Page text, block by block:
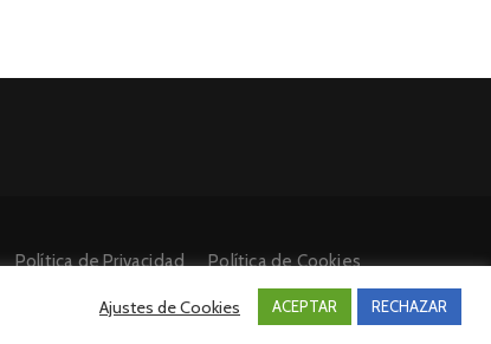
Política de Privacidad
Política de Cookies
Ajustes de Cookies ACEPTAR RECHAZAR